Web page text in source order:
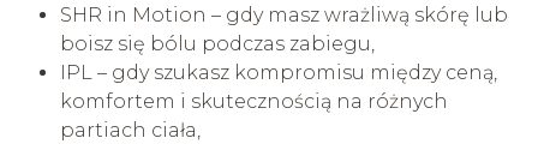
SHR in Motion – gdy masz wrażliwą skórę lub
boisz się bólu podczas zabiegu,
IPL – gdy szukasz kompromisu między ceną,
komfortem i skutecznością na różnych
partiach ciała,